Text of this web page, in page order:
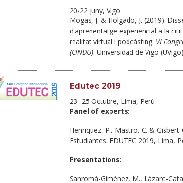
20-22 juny, Vigo
Mogas, J. & Holgado, J. (2019).
d'aprenentatge experiencial a la
realitat virtual i podcàsting. VI
(CINDU). Universidad de Vigo
Edutec 2019
23- 25 Octubre, Lima, Perú
Panel of experts:
Henriquez, P., Mastro, C. &
Estudiantes. EDUTEC 2019, Lima,
Presentations:
Sanromà-Giménez, M., Lázaro-